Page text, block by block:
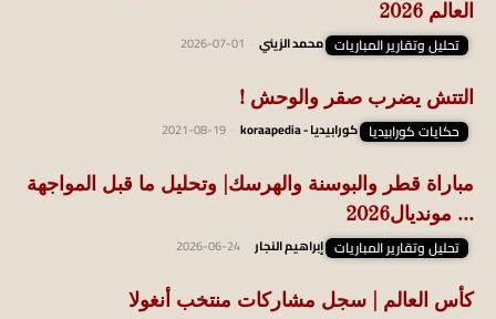
العالم 2026
تحليل وتقارير المباريات محمد الزيني 2026-07-01
التتش يضرب صقر والوحش !
حكايات كورابيديا كورابيديا - koraapedia 2021-08-19
مباراة قطر والبوسنة والهرسك| وتحليل ما قبل المواجهة
… مونديال2026
تحليل وتقارير المباريات إبراهيم النجار 2026-06-24
كأس العالم | سجل مشاركات منتخب أنغولا